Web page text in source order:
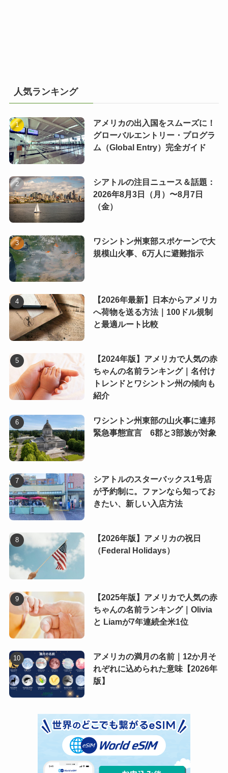
人気ランキング
アメリカの出入国をスムーズに！
グローバルエントリー・プログラ
ム（Global Entry）完全ガイド
シアトルの注目ニュース＆話題：
2026年8月3日（月）〜8月7日
（金）
ワシントン州東部スポケーンで大
規模山火事、6万人に避難指示
【2026年最新】日本からアメリカ
へ荷物を送る方法｜100ドル規制
と最適ルート比較
【2024年版】アメリカで人気の赤
ちゃんの名前ランキング｜名付け
トレンドとワシントン州の傾向も
紹介
ワシントン州東部の山火事に連邦
緊急事態宣言 6郡と3部族が対象
シアトルのスターバックス1号店
が予約制に。ファンなら知ってお
きたい、新しい入店方法
【2026年版】アメリカの祝日
（Federal Holidays）
【2025年版】アメリカで人気の赤
ちゃんの名前ランキング｜Olivia
と Liamが7年連続全米1位
アメリカの満月の名前｜12か月そ
れぞれに込められた意味【2026年
版】